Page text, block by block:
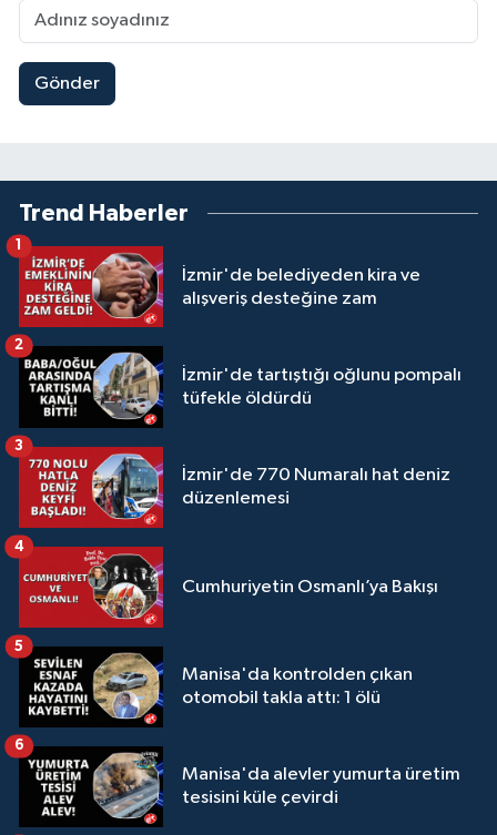
Gönder
Trend Haberler
İzmir'de belediyeden kira ve
alışveriş desteğine zam
İzmir'de tartıştığı oğlunu pompalı
tüfekle öldürdü
2
İzmir'de 770 Numaralı hat deniz
düzenlemesi
3
Cumhuriyetin Osmanlı’ya Bakışı
4
Manisa'da kontrolden çıkan
otomobil takla attı: 1 ölü
5
Manisa'da alevler yumurta üretim
tesisini küle çevirdi
6